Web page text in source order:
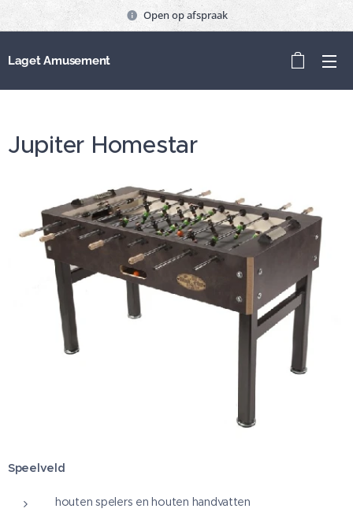
Open op afspraak
Laget Amusement
Jupiter Homestar
Speelveld
houten spelers en houten handvatten